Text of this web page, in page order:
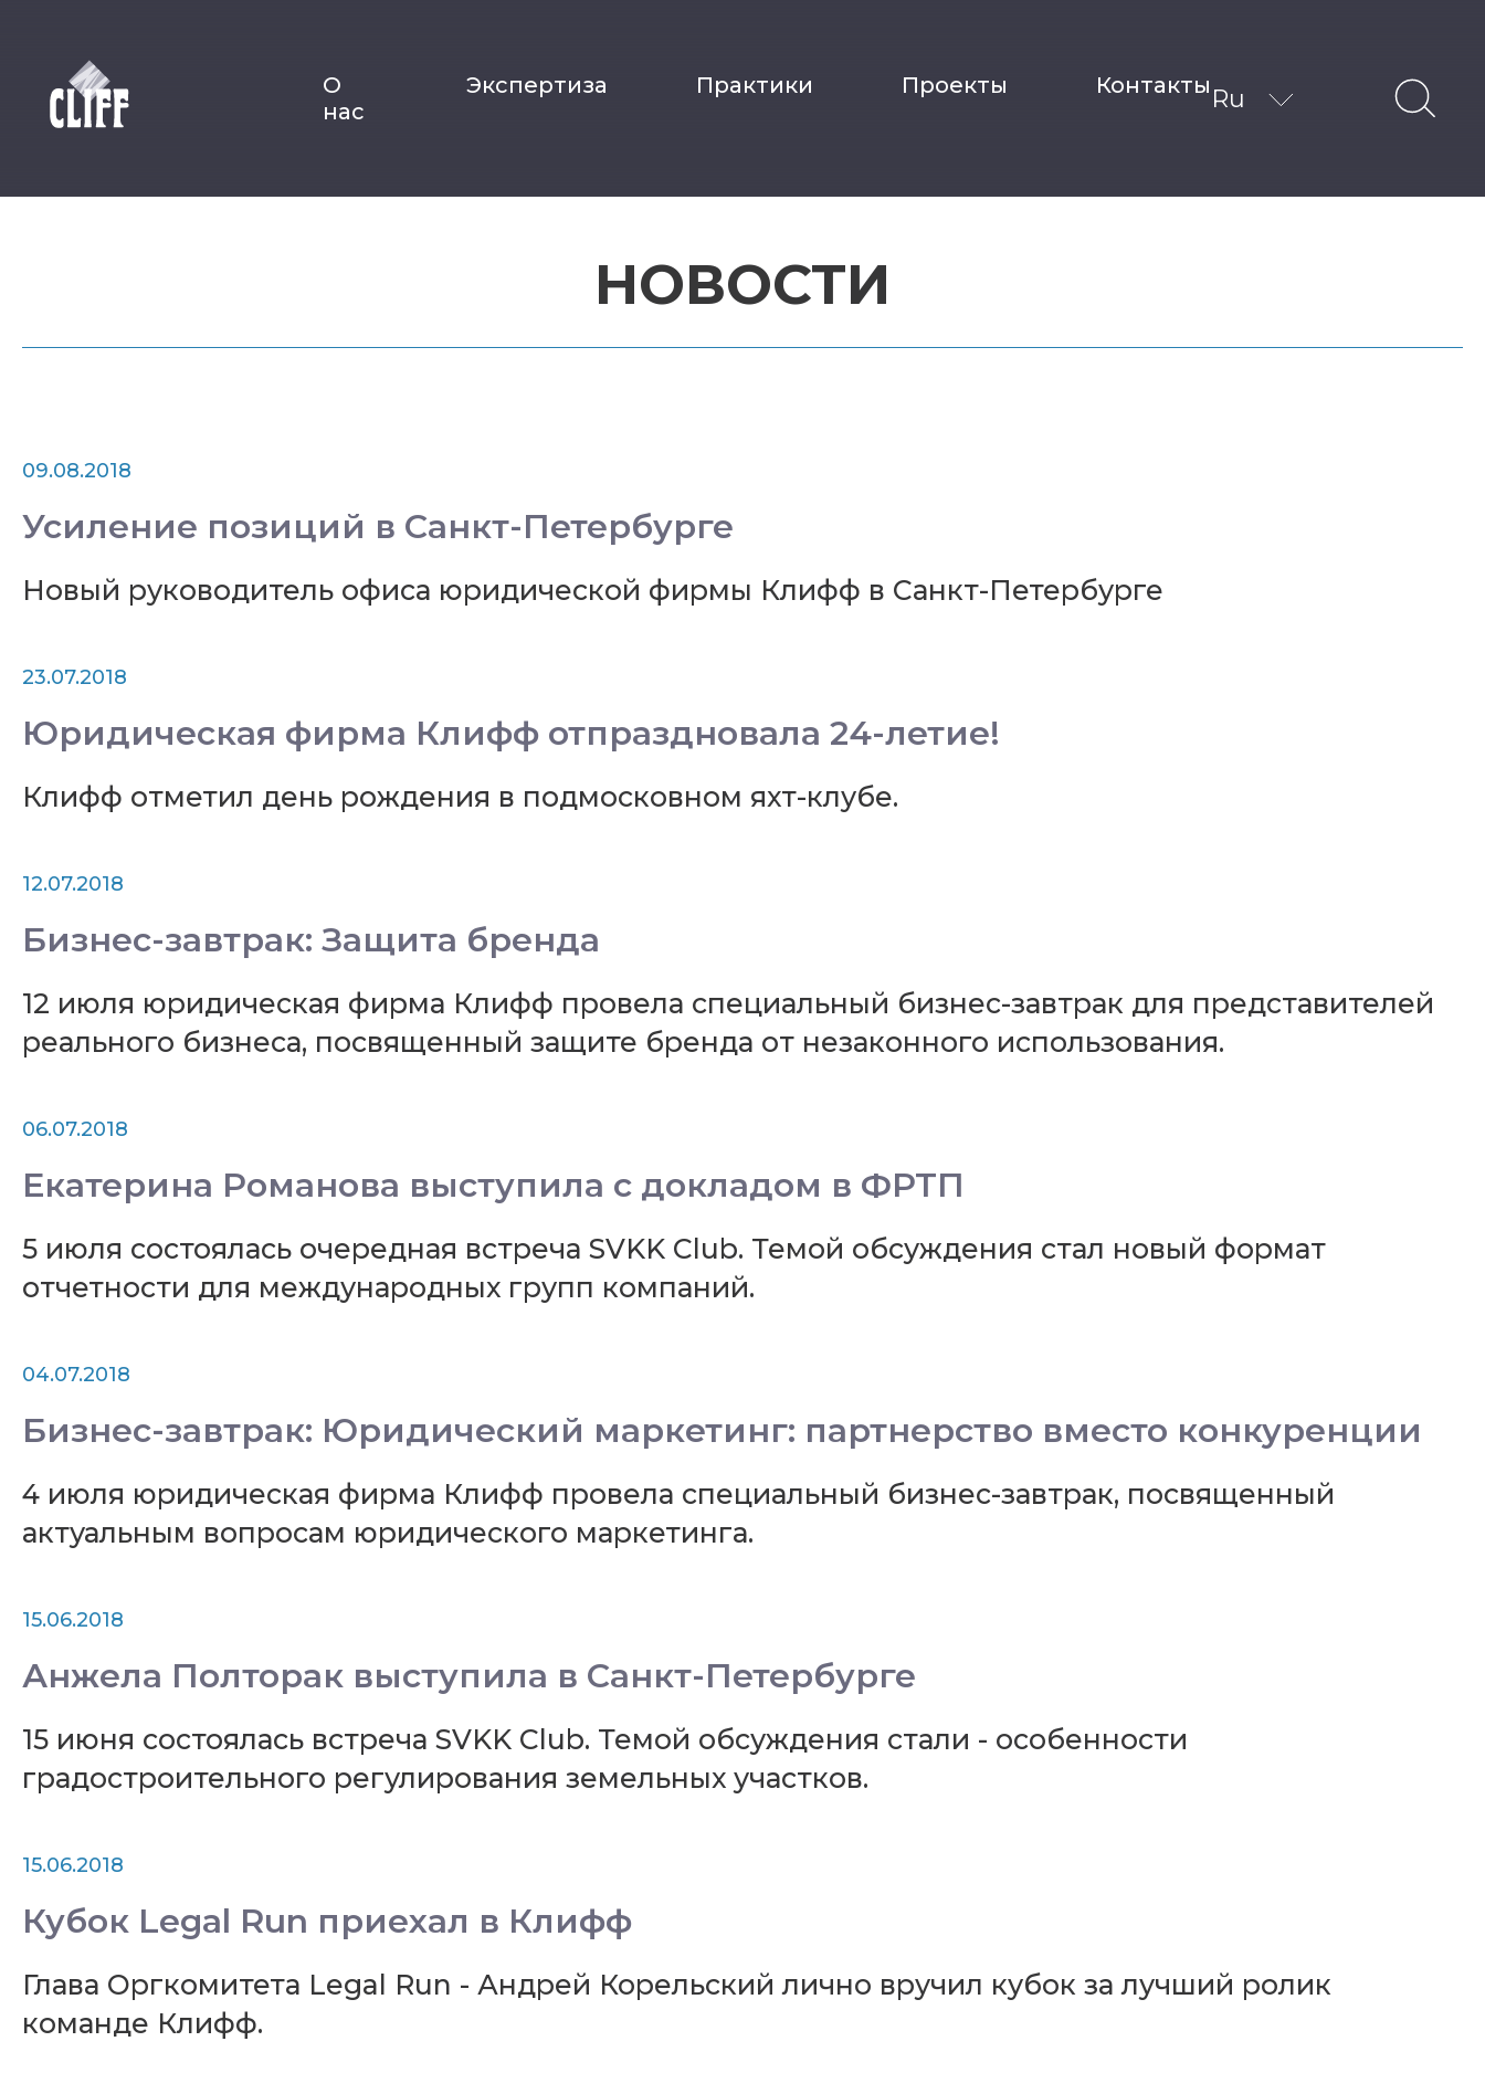
О
нас
Экспертиза Практики Проекты Контакты Ru
НОВОСТИ
09.08.2018
Усиление позиций в Санкт-Петербурге
Новый руководитель офиса юридической фирмы Клифф в Санкт-Петербурге
23.07.2018
Юридическая фирма Клифф отпраздновала 24-летие!
Клифф отметил день рождения в подмосковном яхт-клубе.
12.07.2018
Бизнес-завтрак: Защита бренда
12 июля юридическая фирма Клифф провела специальный бизнес-завтрак для представителей
реального бизнеса, посвященный защите бренда от незаконного использования.
06.07.2018
Екатерина Романова выступила с докладом в ФРТП
5 июля состоялась очередная встреча SVKK Club. Темой обсуждения стал новый формат
отчетности для международных групп компаний.
04.07.2018
Бизнес-завтрак: Юридический маркетинг: партнерство вместо конкуренции
4 июля юридическая фирма Клифф провела специальный бизнес-завтрак, посвященный
актуальным вопросам юридического маркетинга.
15.06.2018
Анжела Полторак выступила в Санкт-Петербурге
15 июня состоялась встреча SVKK Club. Темой обсуждения стали - особенности
градостроительного регулирования земельных участков.
15.06.2018
Кубок Legal Run приехал в Клифф
Глава Оргкомитета Legal Run - Андрей Корельский лично вручил кубок за лучший ролик
команде Клифф.